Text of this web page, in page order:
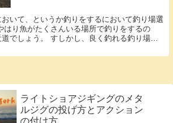
いて、というか釣りをするにおいて釣り場選
はり魚がたくさんいる場所で釣りをするの
でしょう。 すしかし、良く釣れる釣り場と
ライトショアジギングのメタ
ルジグの投げ方とアクション
の付け方